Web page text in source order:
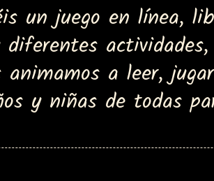
un juego en línea,
animamos a leer,
y niñas de todas